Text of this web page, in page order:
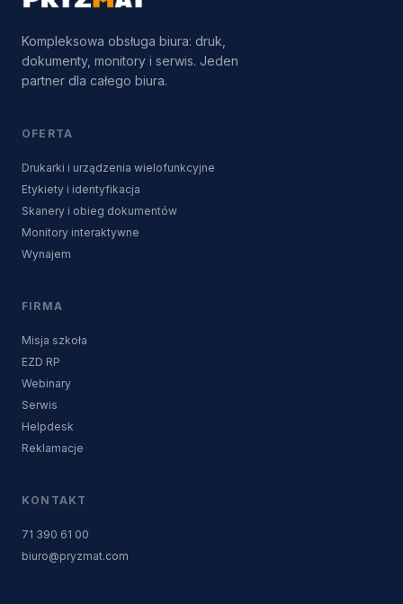
Kompleksowa obsługa biura: druk,
dokumenty, monitory i serwis. Jeden
partner dla całego biura.
OFERTA
Drukarki i urządzenia wielofunkcyjne
Etykiety i identyfikacja
Skanery i obieg dokumentów
Monitory interaktywne
Wynajem
FIRMA
Misja szkoła
EZD RP
Webinary
Serwis
Helpdesk
Reklamacje
KONTAKT
71 390 61 00
biuro@pryzmat.com